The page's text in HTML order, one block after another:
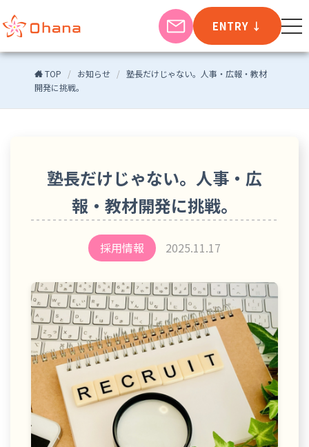
ENTRY ↓
TOP / お知らせ / 塾長だけじゃない。人事・広報・教材
開発に挑戦。
塾長だけじゃない。人事・広
報・教材開発に挑戦。
採用情報 2025.11.17